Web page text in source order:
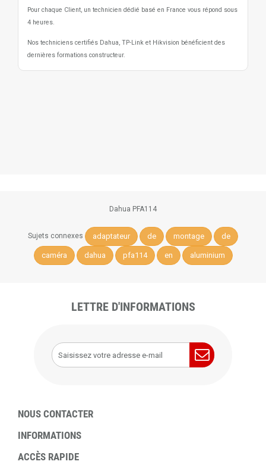
Pour chaque Client, un technicien dédié basé en France vous répond sous
4 heures.
Nos techniciens certifiés Dahua, TP-Link et Hikvision bénéficient des
dernières formations constructeur.
Dahua PFA114
Sujets connexes adaptateur de montage de
caméra dahua pfa114 en aluminium
LETTRE D'INFORMATIONS
NOUS CONTACTER
INFORMATIONS
ACCÈS RAPIDE